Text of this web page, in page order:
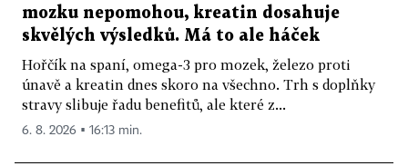
mozku nepomohou, kreatin dosahuje
skvělých výsledků. Má to ale háček
Hořčík na spaní, omega-3 pro mozek, železo proti
únavě a kreatin dnes skoro na všechno. Trh s doplňky
stravy slibuje řadu benefitů, ale které z...
6. 8. 2026 ▪ 16:13 min.